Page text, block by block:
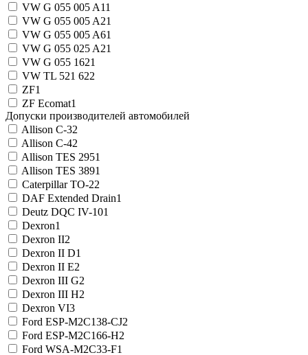
VW G 055 005 A11
VW G 055 005 A21
VW G 055 005 A61
VW G 055 025 A21
VW G 055 1621
VW TL 521 622
ZF1
ZF Ecomat1
Допуски производителей автомобилей
Allison C-32
Allison C-42
Allison TES 2951
Allison TES 3891
Caterpillar TO-22
DAF Extended Drain1
Deutz DQC IV-101
Dexron1
Dexron II2
Dexron II D1
Dexron II E2
Dexron III G2
Dexron III H2
Dexron VI3
Ford ESP-M2C138-CJ2
Ford ESP-M2C166-H2
Ford WSA-M2C33-F1